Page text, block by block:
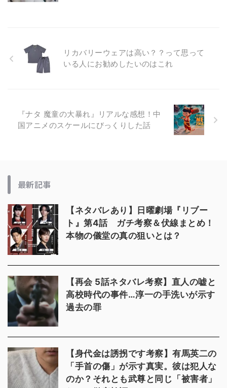
リカバリーウェアは高い？？って思って
いる人にお勧めしたいのはこれ
『ナタ 魔童の大暴れ』リアルな感想！中
国アニメのスケールにびっくりした話
最新記事
【ネタバレあり】日曜劇場『リブー
ト』第4話 ガチ考察＆伏線まとめ！
本物の儀堂の真の狙いとは？
【再会 5話ネタバレ考察】直人の嘘と
高校時代の事件…淳一の手洗いが示す
過去の罪
【身代金は誘拐です考察】有馬英二の
「手首の傷」が示す真実。彼は犯人な
のか？それとも武尊と同じ「被害者」